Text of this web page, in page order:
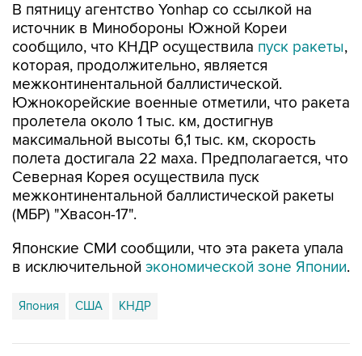
В пятницу агентство Yonhap со ссылкой на
источник в Минобороны Южной Кореи
сообщило, что КНДР осуществила пуск ракеты,
которая, продолжительно, является
межконтинентальной баллистической.
Южнокорейские военные отметили, что ракета
пролетела около 1 тыс. км, достигнув
максимальной высоты 6,1 тыс. км, скорость
полета достигала 22 маха. Предполагается, что
Северная Корея осуществила пуск
межконтинентальной баллистической ракеты
(МБР) "Хвасон-17".
Японские СМИ сообщили, что эта ракета упала
в исключительной экономической зоне Японии.
Япония США КНДР